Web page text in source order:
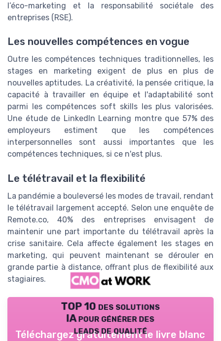
l’éco-marketing et la responsabilité sociétale des
entreprises (RSE).
Les nouvelles compétences en vogue
Outre les compétences techniques traditionnelles, les
stages en marketing exigent de plus en plus de
nouvelles aptitudes. La créativité, la pensée critique, la
capacité à travailler en équipe et l'adaptabilité sont
parmi les compétences soft skills les plus valorisées.
Une étude de LinkedIn Learning montre que 57% des
employeurs estiment que les compétences
interpersonnelles sont aussi importantes que les
compétences techniques, si ce n'est plus.
Le télétravail et la flexibilité
La pandémie a bouleversé les modes de travail, rendant
le télétravail largement accepté. Selon une enquête de
Remote.co, 40% des entreprises envisagent de
maintenir une part importante du télétravail après la
crise sanitaire. Cela affecte également les stages en
marketing, qui peuvent maintenant se dérouler en
grande partie à distance, offrant plus de flexibilité aux
stagiaires.
TOP 10 des solutions
IA pour générer des
leads de qualité
Téléchargez gratuitement le livre blanc